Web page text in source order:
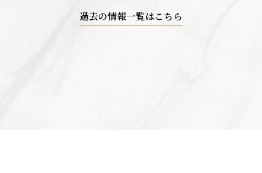
過去の情報一覧はこちら